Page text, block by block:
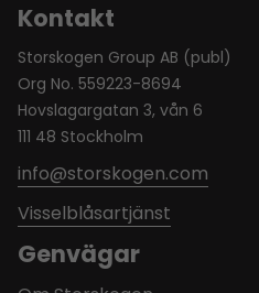
Kontakt
Storskogen Group AB (publ)
Org No. 559223-8694
Hovslagargatan 3, vån 6
111 48 Stockholm
info@storskogen.com
Visselblåsartjänst
Genvägar